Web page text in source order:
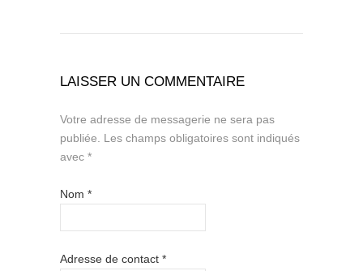
LAISSER UN COMMENTAIRE
Votre adresse de messagerie ne sera pas
publiée. Les champs obligatoires sont indiqués
avec *
Nom *
Adresse de contact *